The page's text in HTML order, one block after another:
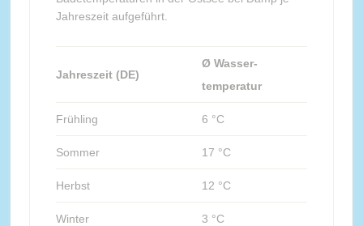
Jahreszeit aufgeführt.
Jahreszeit (DE)
Ø Wasser-
temperatur
Frühling 6 °C
Sommer 17 °C
Herbst 12 °C
Winter 3 °C